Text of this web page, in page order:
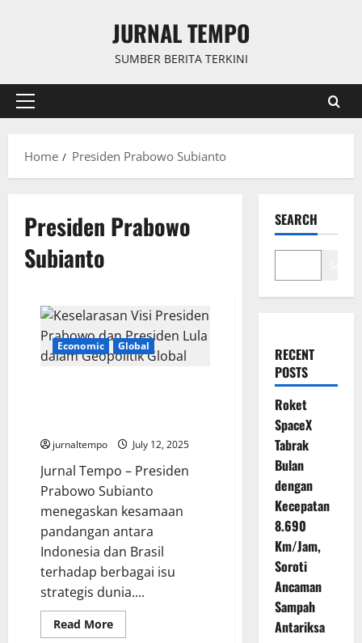
JURNAL TEMPO
SUMBER BERITA TERKINI
Primary
Home
Presiden Prabowo Subianto
Presiden Prabowo
Subianto
Economic Global
jurnaltempo July 12, 2025
Jurnal Tempo – Presiden
Prabowo Subianto
menegaskan kesamaan
pandangan antara
Indonesia dan Brasil
terhadap berbagai isu
strategis dunia....
Read MoreRead
more
SEARCH
RECENT
POSTS
Roket
SpaceX
Tabrak
Bulan
dengan
Kecepatan
8.690
Km/Jam,
Soroti
Ancaman
Sampah
Antariksa